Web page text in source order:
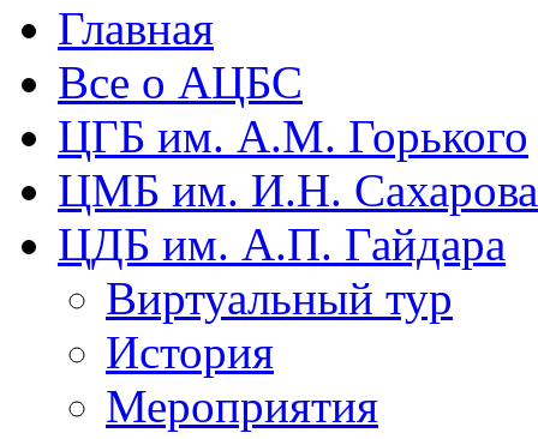
Главная
Все о АЦБС
ЦГБ им. А.М. Горького
ЦМБ им. И.Н. Сахарова
ЦДБ им. А.П. Гайдара
Виртуальный тур
История
Мероприятия